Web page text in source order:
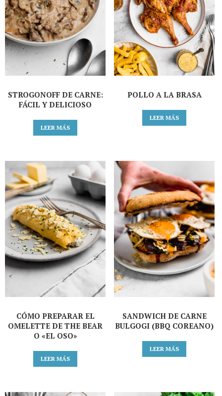
STROGONOFF DE CARNE:
FÁCIL Y DELICIOSO
LEER MÁS
POLLO A LA BRASA
LEER MÁS
CÓMO PREPARAR EL
OMELETTE DE THE BEAR
O «EL OSO»
LEER MÁS
SANDWICH DE CARNE
BULGOGI (BBQ COREANO)
LEER MÁS